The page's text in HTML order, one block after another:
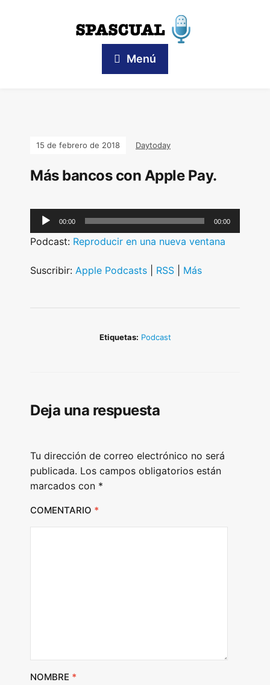
Menú
15 de febrero de 2018 Daytoday
Más bancos con Apple Pay.
u
i
00:00 00:00
Podcast: Reproducir en una nueva ventana
Suscribir: Apple Podcasts RSS Más
Etiquetas: Podcast
Deja una respuesta
Tu dirección de correo electrónico no será
publicada. Los campos obligatorios están
marcados con *
COMENTARIO *
NOMBRE *